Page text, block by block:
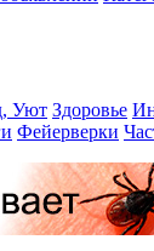
Уют Здоровье
Фейерверки